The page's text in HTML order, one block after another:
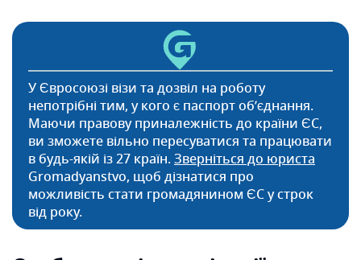
У Євросоюзі візи та дозвіл на роботу
непотрібні тим, у кого є паспорт об’єднання.
Маючи правову приналежність до країни ЄС,
ви зможете вільно пересуватися та працювати
в будь-якій із 27 країн.Зверніться до юриста
Gromadyanstvo, щоб дізнатися про
можливість стати громадянином ЄС у строк
від року.